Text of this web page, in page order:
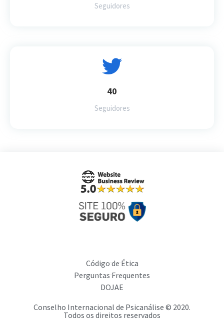
Seguidores
40
Seguidores
Código de Ética
Perguntas Frequentes
DOJAE
Conselho Internacional de Psicanálise © 2020.
Todos os direitos reservados